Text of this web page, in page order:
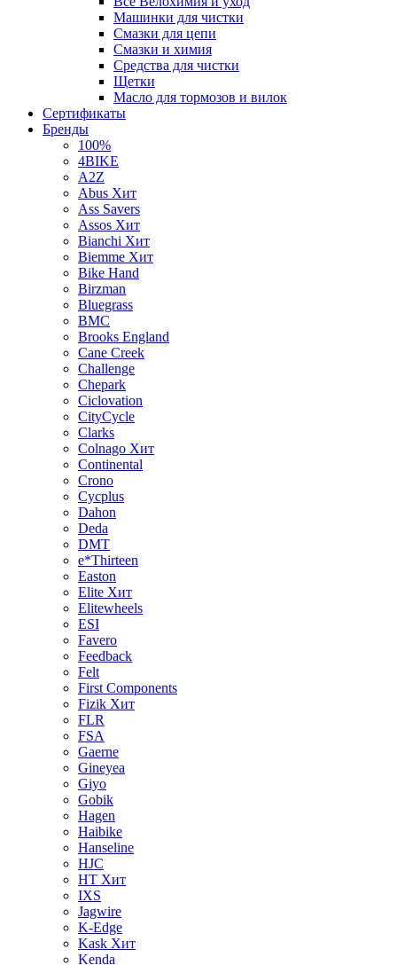
Машинки для чистки
Смазки для цепи
Смазки и химия
Средства для чистки
Щетки
Масло для тормозов и вилок
Сертификаты
Бренды
100%
4BIKE
A2Z
Abus Хит
Ass Savers
Assos Хит
Bianchi Хит
Biemme Хит
Bike Hand
Birzman
Bluegrass
BMC
Brooks England
Cane Creek
Challenge
Chepark
Ciclovation
CityCycle
Clarks
Colnago Хит
Continental
Crono
Cycplus
Dahon
Deda
DMT
e*Thirteen
Easton
Elite Хит
Elitewheels
ESI
Favero
Feedback
Felt
First Components
Fizik Хит
FLR
FSA
Gaerne
Gineyea
Giyo
Gobik
Hagen
Haibike
Hanseline
HJC
HT Хит
IXS
Jagwire
K-Edge
Kask Хит
Kenda